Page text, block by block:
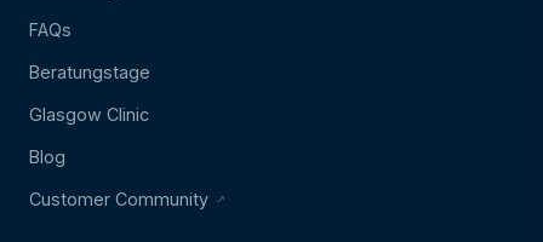
FAQs
Beratungstage
Glasgow Clinic
Blog
Customer Community